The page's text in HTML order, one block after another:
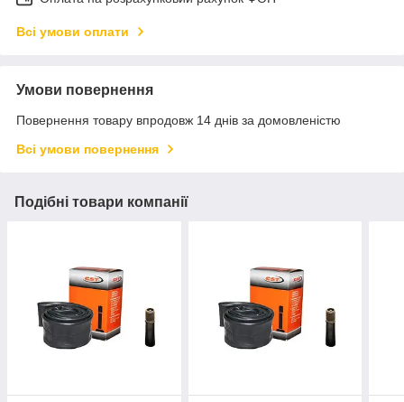
Всі умови оплати
Умови повернення
Повернення товару впродовж 14 днів за домовленістю
Всі умови повернення
Подібні товари компанії